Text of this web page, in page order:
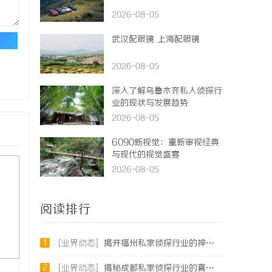
2026-08-05
武汉配眼镜 上海配眼镜
2026-08-05
深入了解乌鲁木齐私人侦探行
业的现状与发展趋势
2026-08-05
6090新视觉：重新审视经典
与现代的视觉盛宴
2026-08-05
阅读排行
1 [业界动态] 揭开福州私家侦探行业的神秘面纱：服务、优势与法律解析
2 [业界动态] 揭秘成都私家侦探行业的真实面貌与专业服务